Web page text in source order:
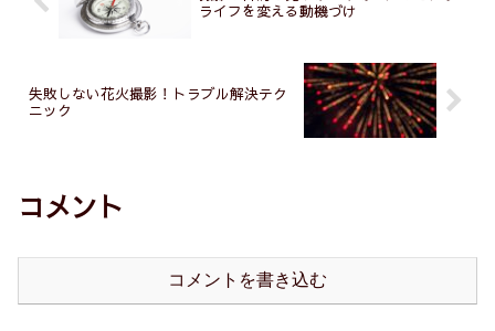
ライフを変える動機づけ
失敗しない花火撮影！トラブル解決テク
ニック
コメント
コメントを書き込む